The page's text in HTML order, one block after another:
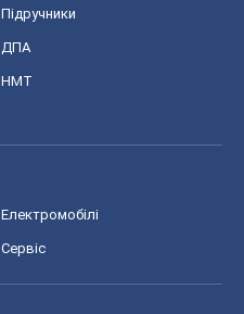
Підручники
ДПА
НМТ
Електромобілі
Сервіс